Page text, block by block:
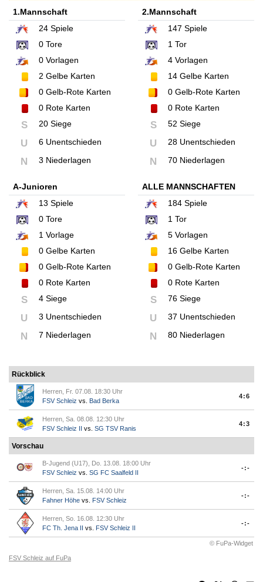
1.Mannschaft
24 Spiele
0 Tore
0 Vorlagen
2 Gelbe Karten
0 Gelb-Rote Karten
0 Rote Karten
S 20 Siege
U 6 Unentschieden
N 3 Niederlagen
2.Mannschaft
147 Spiele
1Tor
4Vorlagen
14Gelbe Karten
0Gelb-Rote Karten
0Rote Karten
S 52 Siege
U 28 Unentschieden
N 70 Niederlagen
A-Junioren
13 Spiele
0 Tore
1 Vorlage
0 Gelbe Karten
0 Gelb-Rote Karten
0 Rote Karten
S 4 Siege
U 3 Unentschieden
N 7 Niederlagen
ALLE MANNSCHAFTEN
184Spiele
1Tor
5Vorlagen
16Gelbe Karten
0Gelb-Rote Karten
0Rote Karten
S 76 Siege
U 37 Unentschieden
N 80 Niederlagen
Rückblick
Herren, Fr. 07.08. 18:30 Uhr
FSV Schleiz vs. Bad Berka
4:6
Herren, Sa. 08.08. 12:30 Uhr
FSV Schleiz II
vs. SG TSV Ranis
4:3
Vorschau
B-Jugend (U17), Do. 13.08. 18:00 Uhr
FSV Schleiz vs. SG FC Saalfeld II
-:-
Herren, Sa. 15.08. 14:00 Uhr
Fahner Höhe vs. FSV Schleiz
-:-
Herren, So. 16.08. 12:30 Uhr
FC Th. Jena II
vs. FSV Schleiz II
-:-
© FuPa-Widget
FSV Schleiz auf FuPa